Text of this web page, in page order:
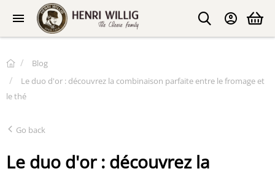
Blog
Le duo d'or : découvrez la combinaison parfaite entre le fromage et
le thé
Go back
Le duo d'or : découvrez la